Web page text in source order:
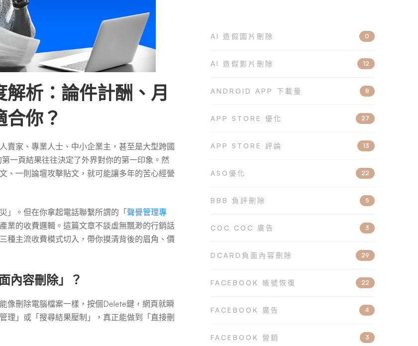
析：論件計酬、月
你？
賣家、專業人士、中小企業主，甚至是大型跨國
一頁結果往往決定了外界對你的第一印象。然
、一則論壇攻擊貼文，就可能讓多年的苦心經營
」。但在你拿起電話聯繫所謂的「 聲譽管理專
業的收費邏輯。這篇文章不談虛無飄渺的行銷話
種主流收費模式切入，帶你摸清背後的眉角、價
內容刪除」？
像刪除電腦檔案一樣，按個Delete鍵，網頁就瞬
理」或「搜尋結果壓制」，真正能做到「直接刪
AI 造假圖片刪除 0
AI 造假影片刪除 12
ANDROID APP 下載量 8
APP STORE 優化 27
APP STORE 評論 13
ASO優化 22
BBB 負評刪除 5
COC COC 廣告 3
DCARD負面內容刪除 29
FACEBOOK 帳號恢復 22
FACEBOOK 廣告 4
FACEBOOK 營銷 3